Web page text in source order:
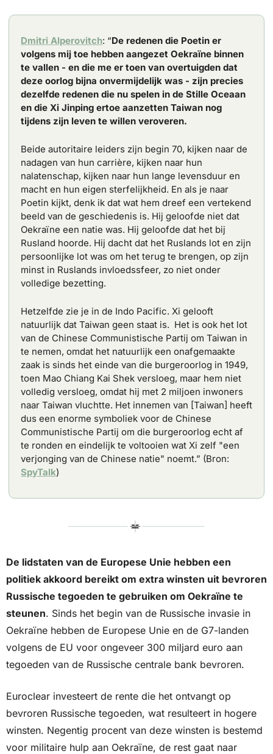
Dmitri Alperovitch: “De redenen die Poetin er
volgens mij toe hebben aangezet Oekraïne binnen
te vallen - en die me er toen van overtuigden dat
deze oorlog bijna onvermijdelijk was - zijn precies
dezelfde redenen die nu spelen in de Stille Oceaan
en die Xi Jinping ertoe aanzetten Taiwan nog
tijdens zijn leven te willen veroveren.
Beide autoritaire leiders zijn begin 70, kijken naar de
nadagen van hun carrière, kijken naar hun
nalatenschap, kijken naar hun lange levensduur en
macht en hun eigen sterfelijkheid. En als je naar
Poetin kijkt, denk ik dat wat hem dreef een vertekend
beeld van de geschiedenis is. Hij geloofde niet dat
Oekraïne een natie was. Hij geloofde dat het bij
Rusland hoorde. Hij dacht dat het Ruslands lot en zijn
persoonlijke lot was om het terug te brengen, op zijn
minst in Ruslands invloedssfeer, zo niet onder
volledige bezetting.
Hetzelfde zie je in de Indo Pacific. Xi gelooft
natuurlijk dat Taiwan geen staat is.  Het is ook het lot
van de Chinese Communistische Partij om Taiwan in
te nemen, omdat het natuurlijk een onafgemaakte
zaak is sinds het einde van die burgeroorlog in 1949,
toen Mao Chiang Kai Shek versloeg, maar hem niet
volledig versloeg, omdat hij met 2 miljoen inwoners
naar Taiwan vluchtte. Het innemen van [Taiwan] heeft
dus een enorme symboliek voor de Chinese
Communistische Partij om die burgeroorlog echt af
te ronden en eindelijk te voltooien wat Xi zelf "een
SpyTalk)
De lidstaten van de Europese Unie hebben een
politiek akkoord bereikt om extra winsten uit bevroren
Russische tegoeden te gebruiken om Oekraïne te
steunen. Sinds het begin van de Russische invasie in
Oekraïne hebben de Europese Unie en de G7-landen
volgens de EU voor ongeveer 300 miljard euro aan
tegoeden van de Russische centrale bank bevroren.
Euroclear investeert de rente die het ontvangt op
bevroren Russische tegoeden, wat resulteert in hogere
winsten. Negentig procent van deze winsten is bestemd
voor militaire hulp aan Oekraïne, de rest gaat naar